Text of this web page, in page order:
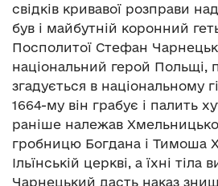
свідків кривавої розправи
був і майбутній коронний
Посполитої Стефан
національний герой Польщі,
згадується в національному
1664-му він грабує і палить
раніше належав
гробницю Богдана і Тимоша
Ільїнській церкві, а їхні тіла
Чарнецький дасть наказ